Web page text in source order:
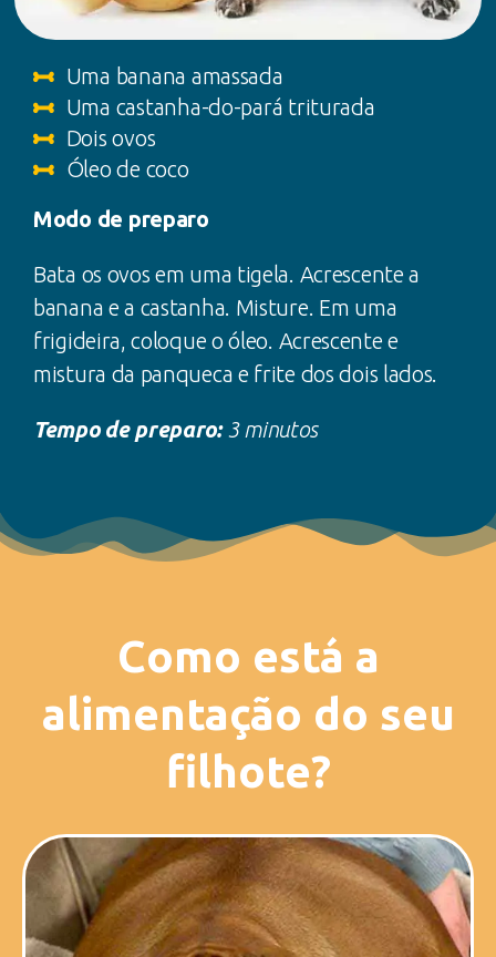
Uma banana amassada
Uma castanha-do-pará triturada
Dois ovos
Óleo de coco
Modo de preparo
Bata os ovos em uma tigela. Acrescente a
banana e a castanha. Misture. Em uma
frigideira, coloque o óleo. Acrescente e
mistura da panqueca e frite dos dois lados.
Tempo de preparo:3 minutos
Como está a
alimentação do seu
filhote?